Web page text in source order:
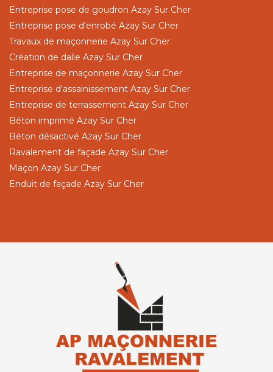
Entreprise pose de goudron Azay Sur Cher
Entreprise pose d'enrobé Azay Sur Cher
Travaux de maçonnerie Azay Sur Cher
Création de dalle Azay Sur Cher
Entreprise de maçonnerie Azay Sur Cher
Entreprise d'assainissement Azay Sur Cher
Entreprise de terrassement Azay Sur Cher
Béton imprimé Azay Sur Cher
Béton désactivé Azay Sur Cher
Ravalement de façade Azay Sur Cher
Maçon Azay Sur Cher
Enduit de façade Azay Sur Cher